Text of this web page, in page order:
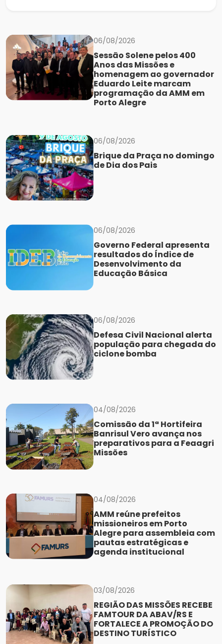
06/08/2026
Sessão Solene pelos 400
Anos das Missões e
homenagem ao governador
Eduardo Leite marcam
programação da AMM em
Porto Alegre
06/08/2026
Brique da Praça no domingo
de Dia dos Pais
06/08/2026
Governo Federal apresenta
resultados do Índice de
Desenvolvimento da
Educação Básica
06/08/2026
Defesa Civil Nacional alerta
população para chegada do
ciclone bomba
04/08/2026
Comissão da 1ª Hortifeira
Banrisul Vero avança nos
preparativos para a Feaagri
Missões
04/08/2026
AMM reúne prefeitos
missioneiros em Porto
Alegre para assembleia com
pautas estratégicas e
agenda institucional
03/08/2026
REGIÃO DAS MISSÕES RECEBE
FAMTOUR DA ABAV/RS E
FORTALECE A PROMOÇÃO DO
DESTINO TURÍSTICO